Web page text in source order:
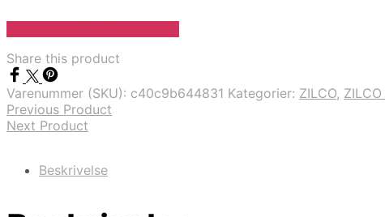
Share this product
Varenummer (SKU): c40c9b644831 Kategorier: ZILCO,
Previous Product
Next Product
Beskrivelse